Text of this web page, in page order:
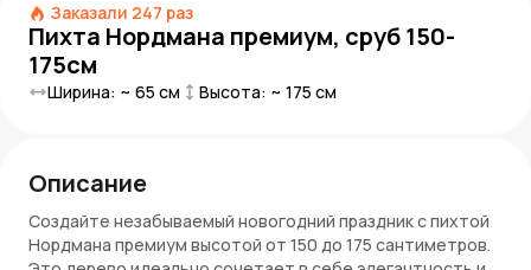
Заказали 247 раз
Пихта Нордмана премиум, сруб 150-
175см
Ширина: ~ 65 см Высота: ~ 175 см
Описание
Создайте незабываемый новогодний праздник с пихтой
Нордмана премиум высотой от 150 до 175 сантиметров.